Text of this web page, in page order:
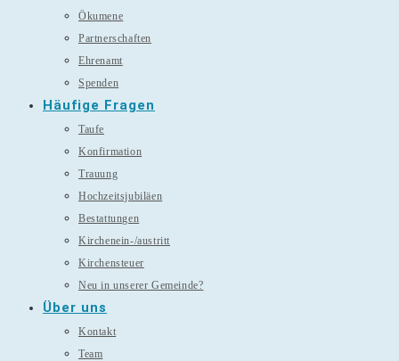
Ökumene
Partnerschaften
Ehrenamt
Spenden
Häufige Fragen
Taufe
Konfirmation
Trauung
Hochzeitsjubiläen
Bestattungen
Kirchenein-/austritt
Kirchensteuer
Neu in unserer Gemeinde?
Über uns
Kontakt
Team